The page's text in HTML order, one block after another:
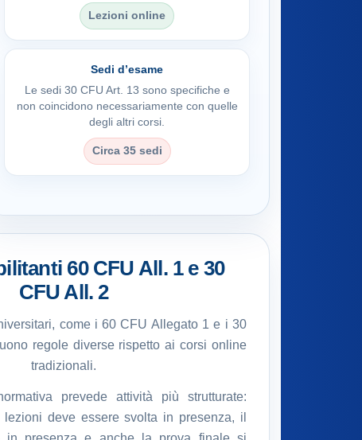
Lezioni online
Sedi d’esame
Le sedi 30 CFU Art. 13 sono specifiche e
non coincidono necessariamente con quelle
degli altri corsi.
Circa 35 sedi
60 CFU All. 1 e 30
CFU All. 2
come i 60 CFU Allegato 1 e i 30
regole diverse rispetto ai corsi online
tradizionali.
prevede attività più strutturate:
deve essere svolta in presenza, il